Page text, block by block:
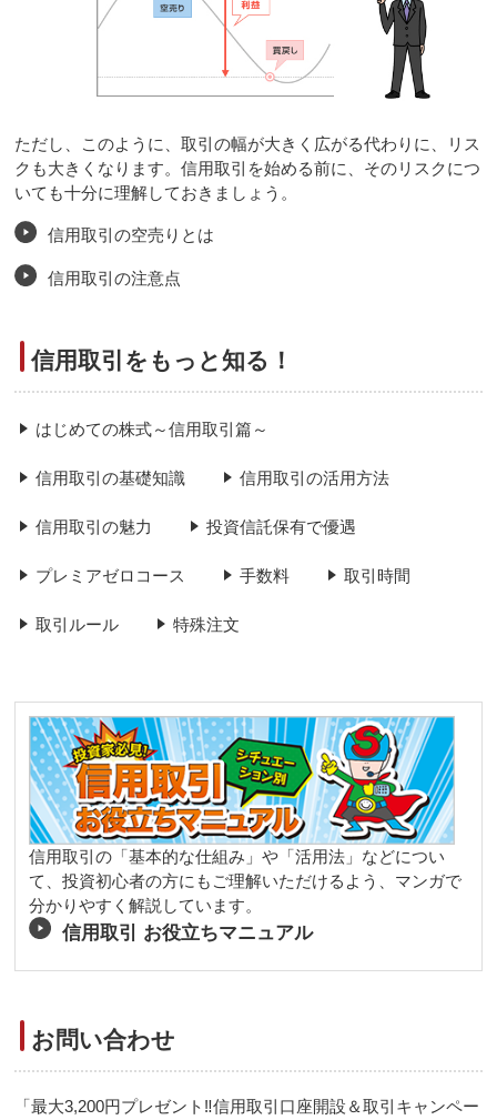
ただし、このように、取引の幅が大きく広がる代わりに、リス
クも大きくなります。信用取引を始める前に、そのリスクにつ
いても十分に理解しておきましょう。
信用取引の空売りとは
信用取引の注意点
信用取引をもっと知る！
はじめての株式～信用取引篇～
信用取引の基礎知識 信用取引の活用方法
信用取引の魅力 投資信託保有で優遇
プレミアゼロコース 手数料 取引時間
取引ルール 特殊注文
信用取引の「基本的な仕組み」や「活用法」などについ
て、投資初心者の方にもご理解いただけるよう、マンガで
分かりやすく解説しています。
信用取引 お役立ちマニュアル
お問い合わせ
「最大3,200円プレゼント‼信用取引口座開設＆取引キャンペー